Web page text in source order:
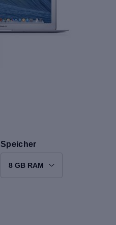
Speicher
8 GB RAM